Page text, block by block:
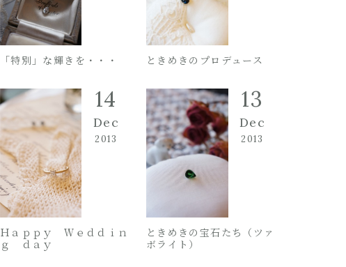
「特別」な輝きを・・・ ときめきのプロデュース
14
Dec
2013
Ｈａｐｐｙ Ｗｅｄｄｉｎ
ｇ ｄａｙ
13
Dec
2013
ときめきの宝石たち（ツァ
ボライト）